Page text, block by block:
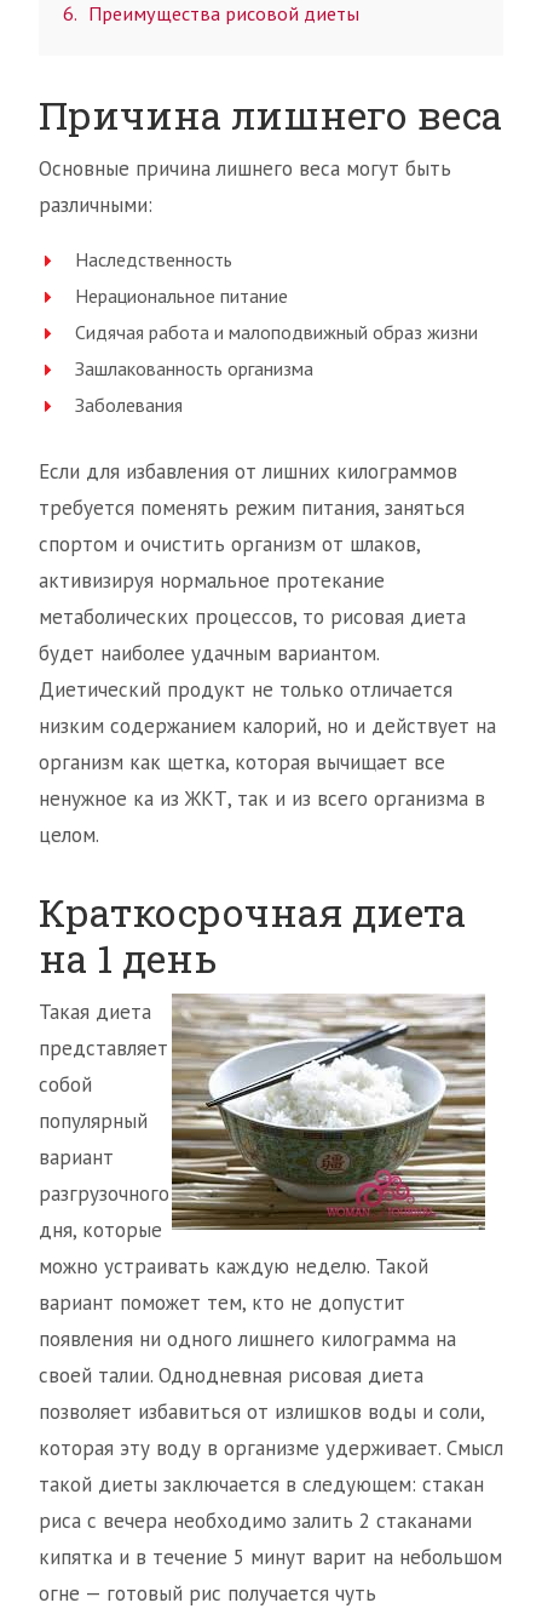
6
Преимущества рисовой диеты
Причина лишнего веса
Основные причина лишнего веса могут быть
различными:
Наследственность
Нерациональное питание
Сидячая работа и малоподвижный образ жизни
Зашлакованность организма
Заболевания
Если для избавления от лишних килограммов
требуется поменять режим питания, заняться
спортом и очистить организм от шлаков,
активизируя нормальное протекание
метаболических процессов, то рисовая диета
будет наиболее удачным вариантом.
Диетический продукт не только отличается
низким содержанием калорий, но и действует на
организм как щетка, которая вычищает все
ненужное ка из ЖКТ, так и из всего организма в
целом.
Краткосрочная диета
на 1 день
Такая диета
представляет
собой
популярный
вариант
разгрузочного
дня, которые
можно устраивать каждую неделю. Такой
вариант поможет тем, кто не допустит
появления ни одного лишнего килограмма на
своей талии. Однодневная рисовая диета
позволяет избавиться от излишков воды и соли,
которая эту воду в организме удерживает. Смысл
такой диеты заключается в следующем: стакан
риса с вечера необходимо залить 2 стаканами
кипятка и в течение 5 минут варит на небольшом
огне — готовый рис получается чуть